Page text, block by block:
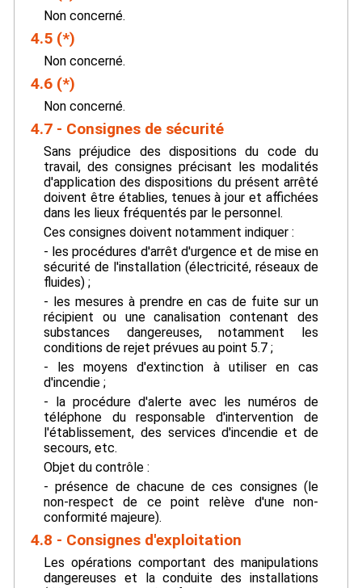
Non concerné.
4.5 (*)
Non concerné.
4.6 (*)
Non concerné.
4.7 - Consignes de sécurité
Sans préjudice des dispositions du code du
travail, des consignes précisant les modalités
d'application des dispositions du présent arrêté
doivent être établies, tenues à jour et affichées
dans les lieux fréquentés par le personnel.
Ces consignes doivent notamment indiquer :
- les procédures d'arrêt d'urgence et de mise en
sécurité de l'installation (électricité, réseaux de
fluides) ;
- les mesures à prendre en cas de fuite sur un
récipient ou une canalisation contenant des
substances dangereuses, notamment les
conditions de rejet prévues au point 5.7 ;
- les moyens d'extinction à utiliser en cas
d'incendie ;
- la procédure d'alerte avec les numéros de
téléphone du responsable d'intervention de
l'établissement, des services d'incendie et de
secours, etc.
Objet du contrôle :
- présence de chacune de ces consignes (le
non-respect de ce point relève d'une non-
conformité majeure).
4.8 - Consignes d'exploitation
Les opérations comportant des manipulations
dangereuses et la conduite des installations